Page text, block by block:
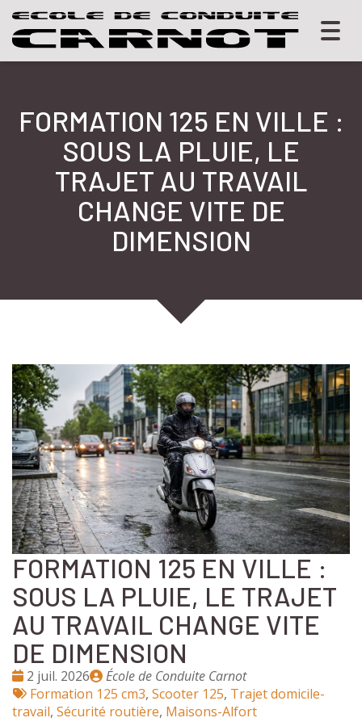
FORMATION 125 EN VILLE :
SOUS LA PLUIE, LE
TRAJET AU TRAVAIL
CHANGE VITE DE
DIMENSION
FORMATION 125 EN VILLE :
SOUS LA PLUIE, LE TRAJET
AU TRAVAIL CHANGE VITE
DE DIMENSION
Date
:
2 juil. 2026
Publié
par
École de Conduite Carnot
Tags
:
Formation 125 cm3, Scooter 125, Trajet domicile-
travail, Sécurité routière, Maisons-Alfort